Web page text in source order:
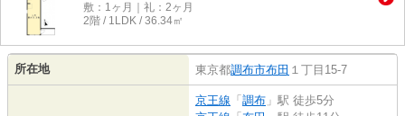
敷：1ヶ月｜礼：2ヶ月
2階 / 1LDK / 36.34㎡
所在地 東京都調布市布田 １丁目15-7
京王線 「 調布 」駅 徒歩5分